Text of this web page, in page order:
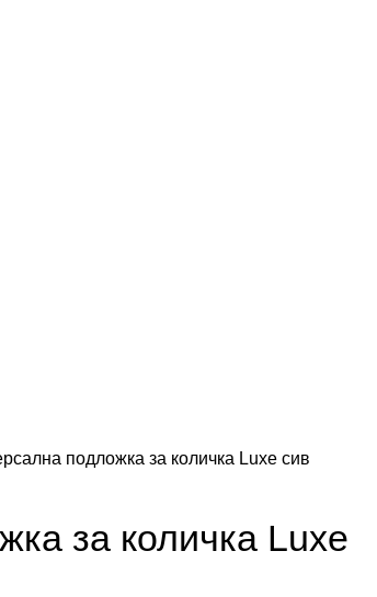
подложка за количка Luxe сив
за количка Luxe